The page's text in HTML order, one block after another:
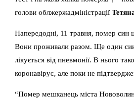
голови облжержадміністрації
Напередодні, 11 травня, помер син
Вони проживали разом. Ще один
лікується від пневмонії. В нього
коронавірус, але поки не
“Помер мешканець міста